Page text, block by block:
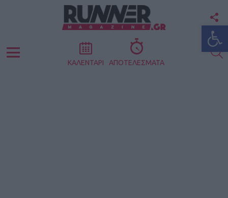
Menu ΚΑΛΕΝΤΑΡΙ ΑΠΟΤΕΛΕΣΜΑΤΑ